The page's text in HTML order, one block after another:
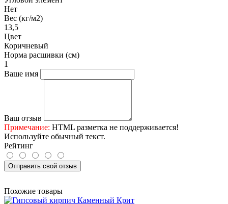
Нет
Вес (кг/м2)
13,5
Цвет
Коричневый
Норма расшивки (см)
1
Ваше имя
Ваш отзыв
Примечание: HTML разметка не поддерживается!
Используйте обычный текст.
Рейтинг
Отправить свой отзыв
Похожие товары